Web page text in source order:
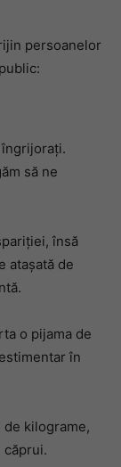
persoanelor
îngrijorați.
să ne
însă
atașată de
o pijama de
în
kilograme,
căprui.